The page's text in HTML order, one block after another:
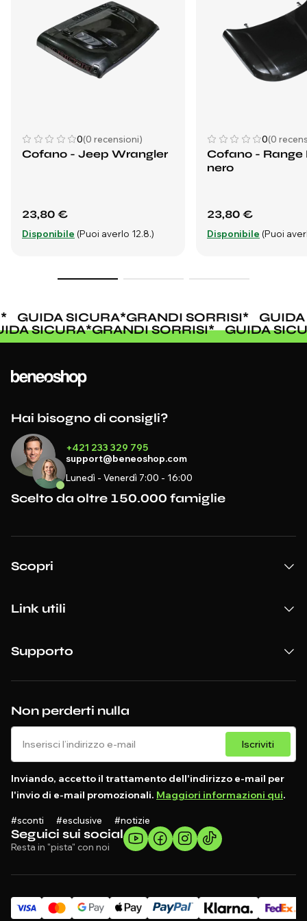
0(0 recensioni)
Cofano - Jeep Wrangler
23,80 €
Disponibile (Puoi averlo 12.8.)
0(0
Cofano - Range
nero
23,80 €
Disponibile (Puoi
GUIDA SICURA*GRANDI SORRISI*
GUIDA
SICURA*GRANDI SORRISI* GUIDA
Seguici sui social
Resta in "pista" con noi
Non perderti nulla
Iscriviti
Inviando, accetto il trattamento dell'indirizzo e-mail per
l'invio di e-mail promozionali. Maggiori informazioni qui.
#sconti #esclusive #notizie
Hai bisogno di consigli?
+421 233 329 795
support@beneoshop.com
Lunedì - Venerdì 7:00 - 16:00
Scelto da oltre 150.000 famiglie
Scopri
Link utili
Supporto